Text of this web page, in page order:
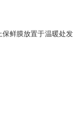
鲜膜放置于温暖处发